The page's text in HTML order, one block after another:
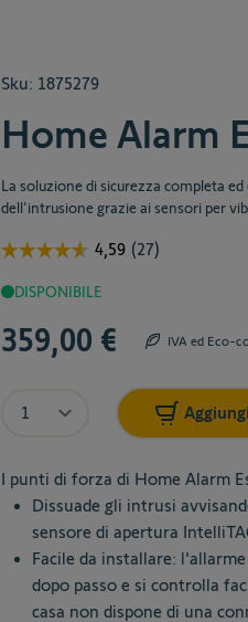
Sku: 1875279
Home Alarm
La soluzione di sicurezza completa
dell'intrusione grazie ai sensori per
DISPONIBILE
359,00 € IVA ed Eco-
I punti di forza di Home Alarm
Dissuade gli intrusi
sensore di apertura
Facile da installare:
dopo passo e si controlla
casa non dispone di una